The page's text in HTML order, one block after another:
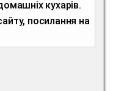
кухарів.
посилання на